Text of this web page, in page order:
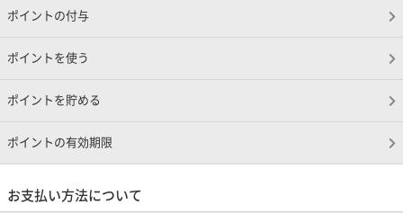
ポイントの付与
ポイントを使う
ポイントを貯める
ポイントの有効期限
お支払い方法について